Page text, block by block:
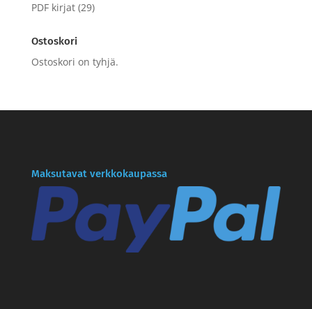
PDF kirjat (29)
Ostoskori
Ostoskori on tyhjä.
Maksutavat verkkokaupassa